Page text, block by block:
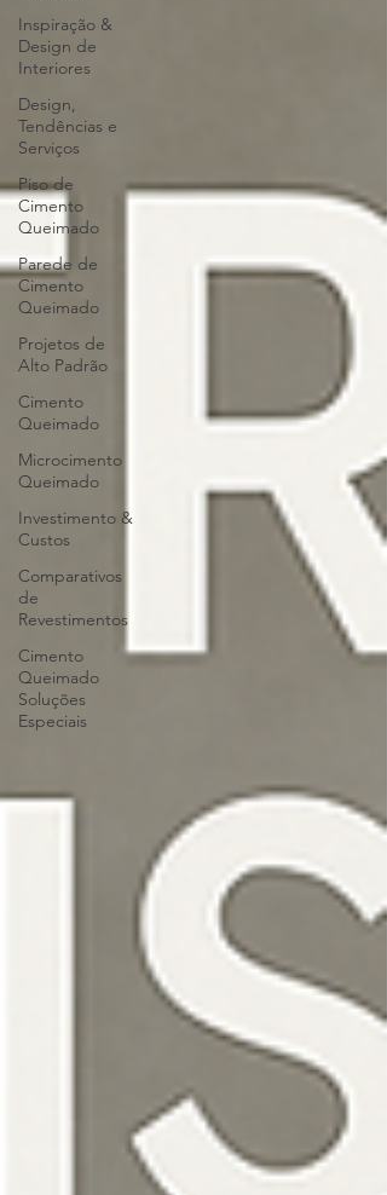
Inspiração &
Design de
Interiores
Design,
Tendências e
Serviços
Piso de
Cimento
Queimado
Parede de
Cimento
Queimado
Projetos de
Alto Padrão
Cimento
Queimado
Microcimento
Queimado
Investimento &
Custos
Comparativos
de
Revestimentos
Cimento
Queimado
Soluções
Especiais